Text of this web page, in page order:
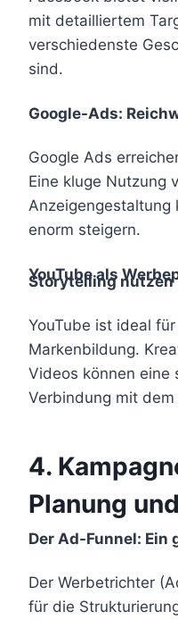
mit detailliertem
verschiedenste
sind.
Google-Ads:
Google Ads
Eine kluge Nutzung
Anzeigengestaltung
enorm steigern.
YouTube als
Storytelling nutzen
YouTube ist ideal
Markenbildung.
Videos können eine
Verbindung mit
4.
Planung
Der Ad-Funnel: Ein
Der Werbetrichter
für die